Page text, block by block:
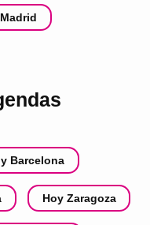
Barcelona
Hoy Zaragoza